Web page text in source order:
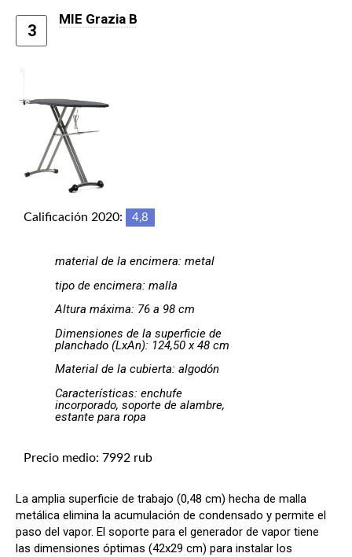
3
MIE Grazia B
Calificación 2020: 4,8
material de la encimera: metal
tipo de encimera: malla
Altura máxima: 76 a 98 cm
Dimensiones de la superficie de
planchado (LxAn): 124,50 x 48 cm
Material de la cubierta: algodón
Características: enchufe
incorporado, soporte de alambre,
estante para ropa
Precio medio: 7992 rub
La amplia superficie de trabajo (0,48 cm) hecha de malla
metálica elimina la acumulación de condensado y permite el
paso del vapor. El soporte para el generador de vapor tiene
las dimensiones óptimas (42x29 cm) para instalar los